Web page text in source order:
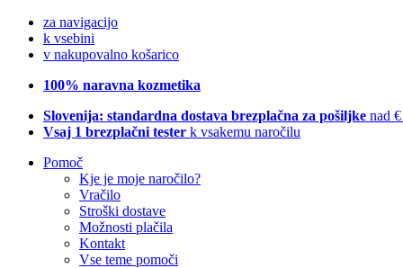
za navigacijo
k vsebini
v nakupovalno košarico
100% naravna kozmetika
Slovenija: standardna dostava brezplačna za pošiljke nad
Vsaj 1 brezplačni tester k vsakemu naročilu
Pomoč
Kje je moje naročilo?
Vračilo
Stroški dostave
Možnosti plačila
Kontakt
Vse teme pomoči